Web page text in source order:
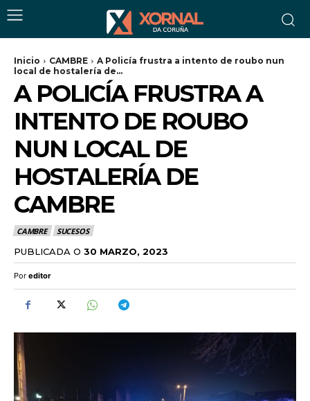
Inicio CAMBRE
A Policía frustra a intento de roubo nun
local de hostalería de...
A POLICÍA FRUSTRA A
INTENTO DE ROUBO
NUN LOCAL DE
HOSTALERÍA DE
CAMBRE
CAMBRE SUCESOS
PUBLICADA O 30 MARZO, 2023
Por editor